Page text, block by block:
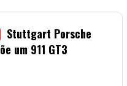
Stuttgart Porsche
um 911 GT3